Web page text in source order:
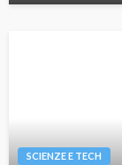
SCIENZE E TECH